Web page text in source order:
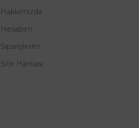
Hakkımızda
Hesabım
Siparişlerim
Site Haritası